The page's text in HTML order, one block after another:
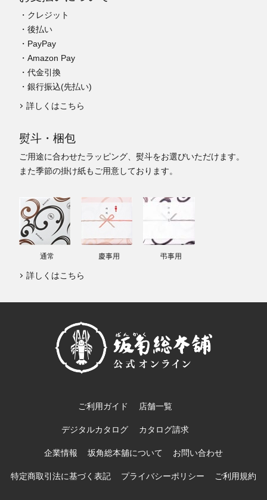
・クレジット
・後払い
・PayPay
・Amazon Pay
・代金引換
・銀行振込(先払い)
詳しくはこちら
熨斗・梱包
ご用途に合わせたラッピング、熨斗をお選びいただけます。
また季節の掛け紙もご用意しております。
通常 慶事用 弔事用
詳しくはこちら
ご利用ガイド 店舗一覧
デジタルカタログ カタログ請求
企業情報 坂角総本舖について お問い合わせ
特定商取引法に基づく表記 プライバシーポリシー ご利用規約